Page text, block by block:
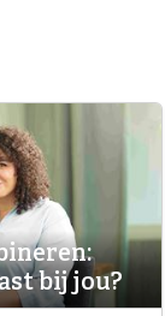
bij jou?